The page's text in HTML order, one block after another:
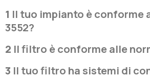
1 Il tuo impianto è conforme
3552?
2 Il filtro è conforme alle
3 Il tuo filtro ha sistemi di